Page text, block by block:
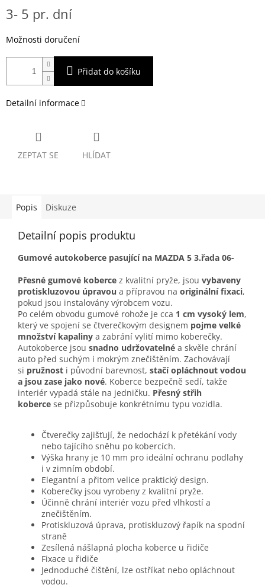
cena:
3- 5 pr. dní
Možnosti doručení
Přidat do košíku
Detailní informace
ZEPTAT SE HLÍDAT
Popis Diskuze
Detailní popis produktu
Gumové autokoberce pasující na MAZDA 5 3.řada 06-
Přesné gumové koberce z kvalitní pryže, jsou vybaveny
protiskluzovou úpravou a přípravou na originální fixaci,
pokud jsou instalovány výrobcem vozu.
Po celém obvodu gumové rohože je cca 1 cm vysoký lem,
který ve spojení se čtverečkovým designem pojme velké
množství kapaliny a zabrání vylití mimo koberečky.
Autokoberce jsou snadno udržovatelné a skvěle chrání
auto před suchým i mokrým znečištěním. Zachovávají
si pružnost i původní barevnost, stačí opláchnout vodou
a jsou zase jako nové. Koberce bezpečně sedí, takže
interiér vypadá stále na jedničku. Přesný střih
koberce se přizpůsobuje konkrétnímu typu vozidla.
Čtverečky zajišťují, že nedochází k přetékání vody
nebo tajícího sněhu po kobercích.
Výška hrany je 10 mm pro ideální ochranu podlahy
i v zimním období.
Elegantní a přitom velice praktický design.
Koberečky jsou vyrobeny z kvalitní pryže.
Účinně chrání interiér vozu před vlhkostí a
znečištěním.
Protiskluzová úprava, protiskluzový řapík na spodní
straně
Zesílená nášlapná plocha koberce u řidiče
Fixace u řidiče
Jednoduché čištění, lze ostříkat nebo opláchnout
vodou.